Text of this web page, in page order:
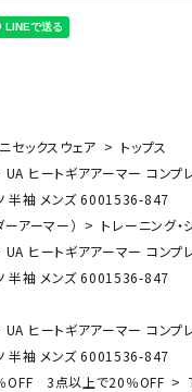
セックスウェア
トップス
ヒートギアアーマー コンプ
半袖 メンズ 6001536-847
ーアーマー）
トレーニング・
ヒートギアアーマー コンプ
半袖 メンズ 6001536-847
ヒートギアアーマー コンプ
半袖 メンズ 6001536-847
OFF 3点以上で20％OFF